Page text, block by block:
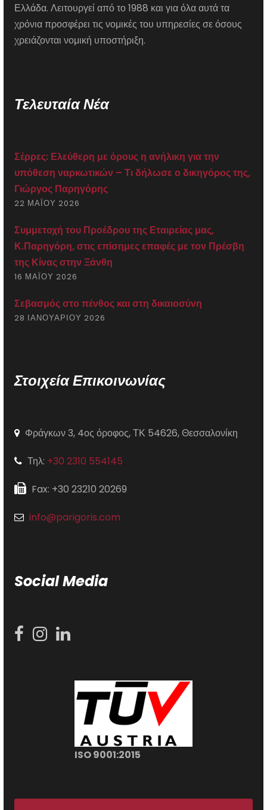
Ελλάδα. Λειτουργεί από το 1988 και για όλα αυτά τα
χρόνια προσφέρει τις νομικές του υπηρεσίες σε όσους
χρειάζονται νομική υποστήριξη.
Τελευταία Νέα
Σέρρες: Ελεύθερη με όρους η ανήλικη για την
υπόθεση ναρκωτικών – Τι δήλωσε ο δικηγόρος της,
Γιώργος Παρηγόρης
22 ΜΑΪ́ΟΥ 2026
Συμμετοχή του Προέδρου της Εταιρείας μας,
Κ.Παρηγόρη, στις επίσημες επαφές με τον Πρέσβη
της Κίνας στην Ξάνθη
16 ΜΑΪ́ΟΥ 2026
Σεβασμός στο πένθος και στη δικαιοσύνη
28 ΙΑΝΟΥΑΡΊΟΥ 2026
Στοιχεία Επικοινωνίας
Φράγκων 3, 4ος όροφος, ΤΚ 54626, Θεσσαλονίκη
Τηλ: +30 2310 554145
Fax: +30 23210 20269
info@parigoris.com
Social Media
ISO 9001:2015